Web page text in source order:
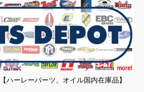
ハーレーパーツ、オイル国内在庫品】